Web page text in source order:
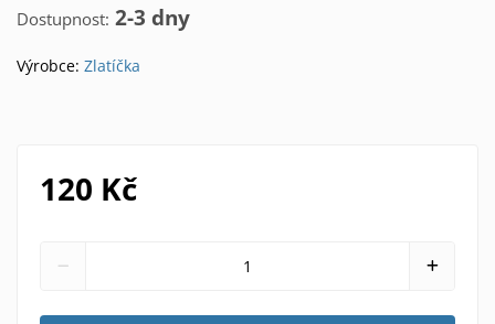
Dostupnost: 2-3 dny
Výrobce: Zlatíčka
120 Kč